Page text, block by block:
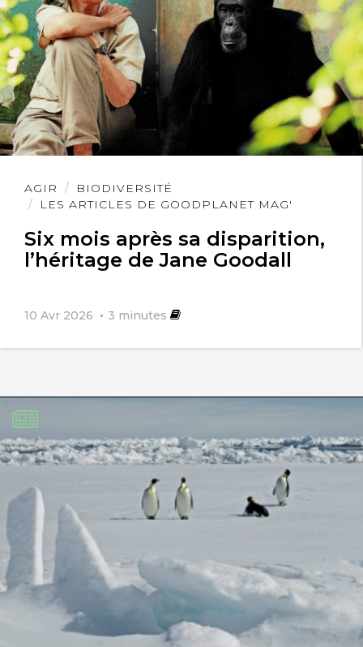
AGIR
BIODIVERSITÉ
LES ARTICLES DE GOODPLANET MAG'
Six mois après sa disparition,
l’héritage de Jane Goodall
10 Avr 2026 3 minutes
Lire
l'article